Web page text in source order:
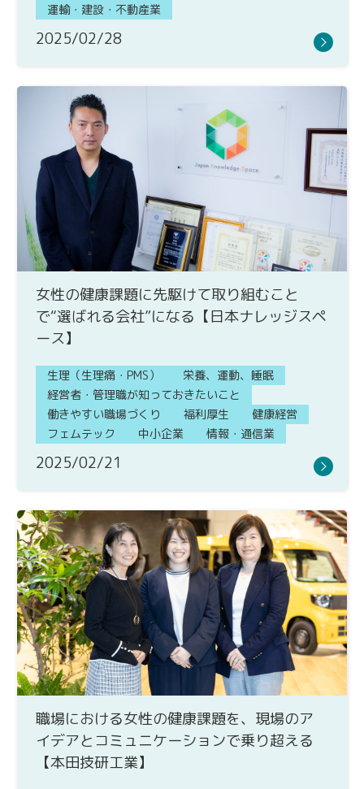
運輸・建設・不動産業
2025/02/28
女性の健康課題に先駆けて取り組むこと
で“選ばれる会社”になる【日本ナレッジスペ
ース】
生理（生理痛・PMS）
栄養、運動、睡眠
経営者・管理職が知っておきたいこと
働きやすい職場づくり
福利厚生
健康経営
フェムテック
中小企業 情報・通信業
2025/02/21
職場における女性の健康課題を、現場のア
イデアとコミュニケーションで乗り超える
【本田技研工業】